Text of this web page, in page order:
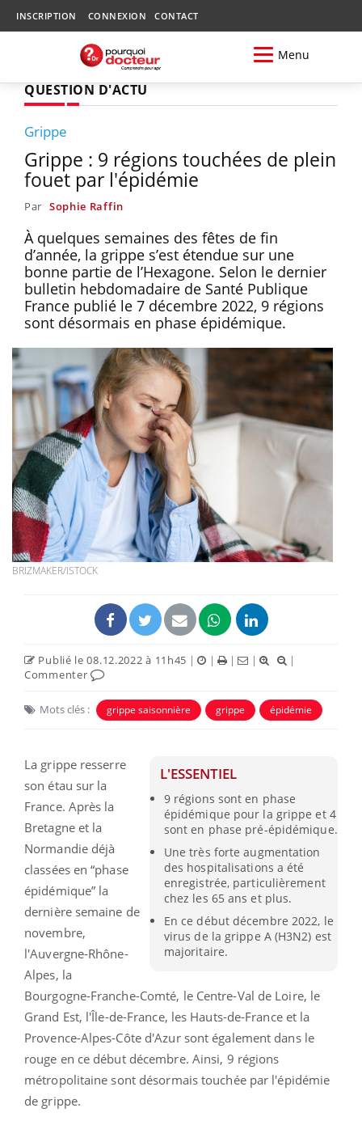
INSCRIPTION CONNEXION CONTACT
Menu
QUESTION D'ACTU
Grippe
Grippe : 9 régions touchées de plein
fouet par l'épidémie
Par Sophie Raffin
À quelques semaines des fêtes de fin
d’année, la grippe s’est étendue sur une
bonne partie de l’Hexagone. Selon le dernier
bulletin hebdomadaire de Santé Publique
France publié le 7 décembre 2022, 9 régions
sont désormais en phase épidémique.
BRIZMAKER/ISTOCK
Publié le 08.12.2022 à 11h45 | | | |
|
Commenter
Mots clés : grippe saisonnière grippe épidémie
L'ESSENTIEL
9 régions sont en phase
épidémique pour la grippe et 4
sont en phase pré-épidémique.
Une très forte augmentation
des hospitalisations a été
enregistrée, particulièrement
chez les 65 ans et plus.
En ce début décembre 2022, le
virus de la grippe A (H3N2) est
majoritaire.
La grippe resserre
son étau sur la
France. Après la
Bretagne et la
Normandie déjà
classées en “phase
épidémique” la
dernière semaine de
novembre,
l'Auvergne-Rhône-
Alpes, la
Bourgogne-Franche-Comté, le Centre-Val de Loire, le
Grand Est, l'Île-de-France, les Hauts-de-France et la
Provence-Alpes-Côte d'Azur sont également dans le
rouge en ce début décembre. Ainsi, 9 régions
métropolitaine sont désormais touchée par l'épidémie
de grippe.